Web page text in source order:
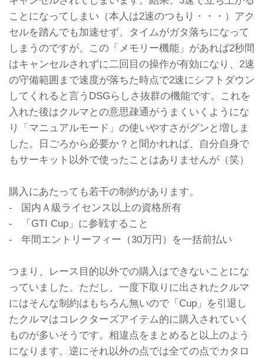
ことになってしまい（本人は2速のつもり・・・）アク
セルを踏んでも加速せず、タイムがガタ落ちになって
しまうのですが、この「メモリー機能」があれば2秒間
はキャンセルされずに二回目の操作が有効になり、2速
の守備範囲まで速度が落ちた時点で2速にシフトダウン
してくれると言うDSGらしさ抜群の機能です。これを
入れた後はクルマとの意思疎通がうまくいくようにな
り「マニュアルモード」の使いやすさがグンと増しま
した。日ごろから必要か？と聞かれれば、自分自身で
もサーキット以外で使ったことはありませんが（笑）
購入にあたっても若干の制約があります。
- 国内Ａ級ライセンス以上の資格所有
- 「GTI Cup」に参戦すること
- 年間エントリーフィー（30万円）を一括前払い
つまり、レース目的以外での購入はできないことにな
っていました。ただし、一度下取りに出されたクルマ
にはそんな制約はもちろん無いので「Cup」を引退し
たクルマはコレクターズアイテム的に購入されていく
ものが多いそうです。相違点をまとめると以上のよう
になります。逆にそれ以外の点では全ての点でカタロ